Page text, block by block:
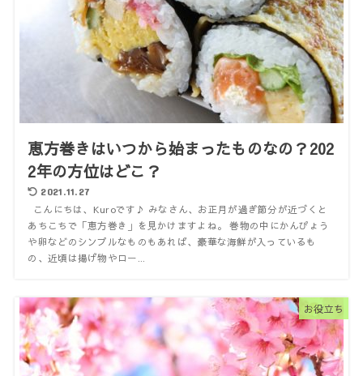
恵方巻きはいつから始まったものなの？202
2年の方位はどこ？
2021.11.27
こんにちは、Kuroです♪ みなさん、お正月が過ぎ節分が近づくと
あちこちで「恵方巻き」を見かけますよね。 巻物の中にかんぴょう
や卵などのシンプルなものもあれば、豪華な海鮮が入っているも
の、近頃は揚げ物やロー...
お役立ち